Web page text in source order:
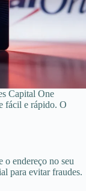
Capital One
fácil e rápido. O
endereço no seu
para evitar fraudes.